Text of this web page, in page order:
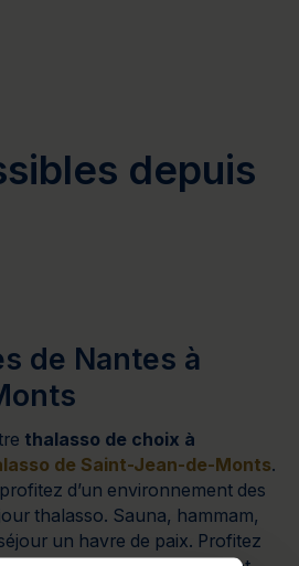
depuis
de Nantes à
thalasso de choix à
de Saint-Jean-de-Monts.
d’un environnement des
thalasso. Sauna, hammam,
un havre de paix. Profitez